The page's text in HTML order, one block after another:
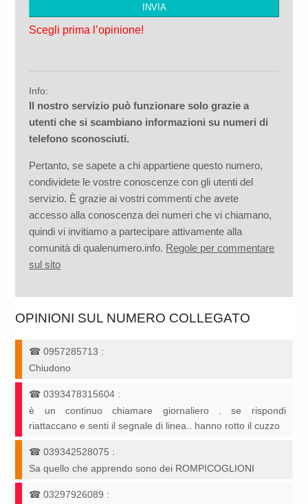
Scegli prima l’opinione!
Info:
Il nostro servizio può funzionare solo grazie a
utenti che si scambiano informazioni su numeri di
telefono sconosciuti.
Pertanto, se sapete a chi appartiene questo numero,
condividete le vostre conoscenze con gli utenti del
servizio. È grazie ai vostri commenti che avete
accesso alla conoscenza dei numeri che vi chiamano,
quindi vi invitiamo a partecipare attivamente alla
comunità di qualenumero.info. Regole per commentare
sul sito
OPINIONI SUL NUMERO COLLEGATO
☎0957285713 :
Chiudono
☎0393478315604 :
è un continuo chiamare giornaliero . se rispondi
riattaccano e senti il segnale di linea.. hanno rotto il cuzzo
☎039342528075 :
Sa quello che apprendo sono dei ROMPICOGLIONI
☎03297926089 :